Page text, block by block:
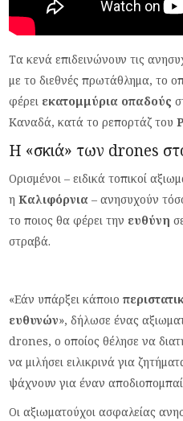
Τα κενά επιδεινώνουν τις
με το διεθνές πρωτάθλημα, το
φέρει εκατομμύρια οπαδούς
Καναδά, κατά το ρεπορτάζ του
Η «σκιά» των drones
Oρισμένοι – ειδικά τοπικοί
ηΚαλιφόρνια– ανησυχούν
το ποιος θα φέρει την ευθύνη
στραβά.
«Εάν υπάρξει κάποιο
ευθυνών», δήλωσε ένας
drones, ο οποίος θέλησε να
να μιλήσει ειλικρινά για
ψάχνουν για έναν
Οι αξιωματούχοι ασφαλείας